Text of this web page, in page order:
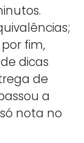
fim,
dicas
de
a
nota no